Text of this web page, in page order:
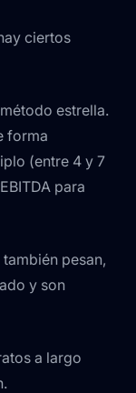
ciertos
estrella.
forma
(entre 4 y 7
para
también pesan,
y son
a largo